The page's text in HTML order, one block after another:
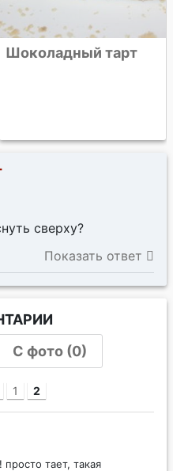
Шоколадный тарт
сверху?
Когда она
и,
в
брак, а
вид кекса.
ответ
С фото (0)
1 2
тает, такая